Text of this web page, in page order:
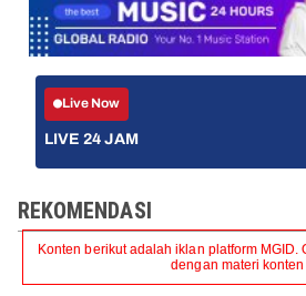
Live Now
LIVE 24 JAM